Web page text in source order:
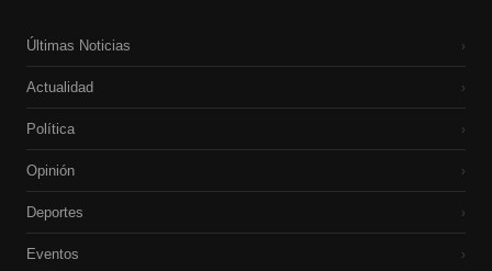
Últimas Noticias ›
Actualidad ›
Política ›
Opinión ›
Deportes ›
Eventos ›